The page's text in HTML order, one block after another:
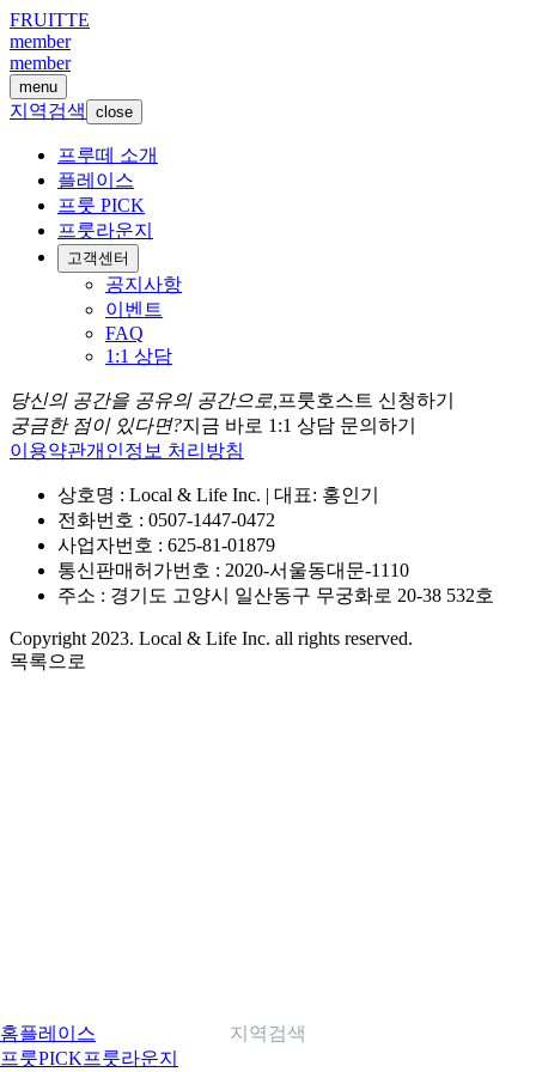
FRUITTE
member
member
menu
지역검색 close
프루떼 소개
플레이스
프룻 PICK
프룻라운지
고객센터
공지사항
이벤트
FAQ
1:1 상담
당신의 공간을 공유의 공간으로, 프룻호스트 신청하기
궁금한 점이 있다면?지금 바로 1:1 상담 문의하기
이용약관개인정보 처리방침
상호명 : Local & Life Inc. | 대표: 홍인기
전화번호 : 0507-1447-0472
사업자번호 : 625-81-01879
통신판매허가번호 : 2020-서울동대문-1110
주소 : 경기도 고양시 일산동구 무궁화로 20-38 532호
Copyright 2023. Local & Life Inc. all rights reserved.
목록으로
홈플레이스
프룻PICK프룻라운지
지역검색